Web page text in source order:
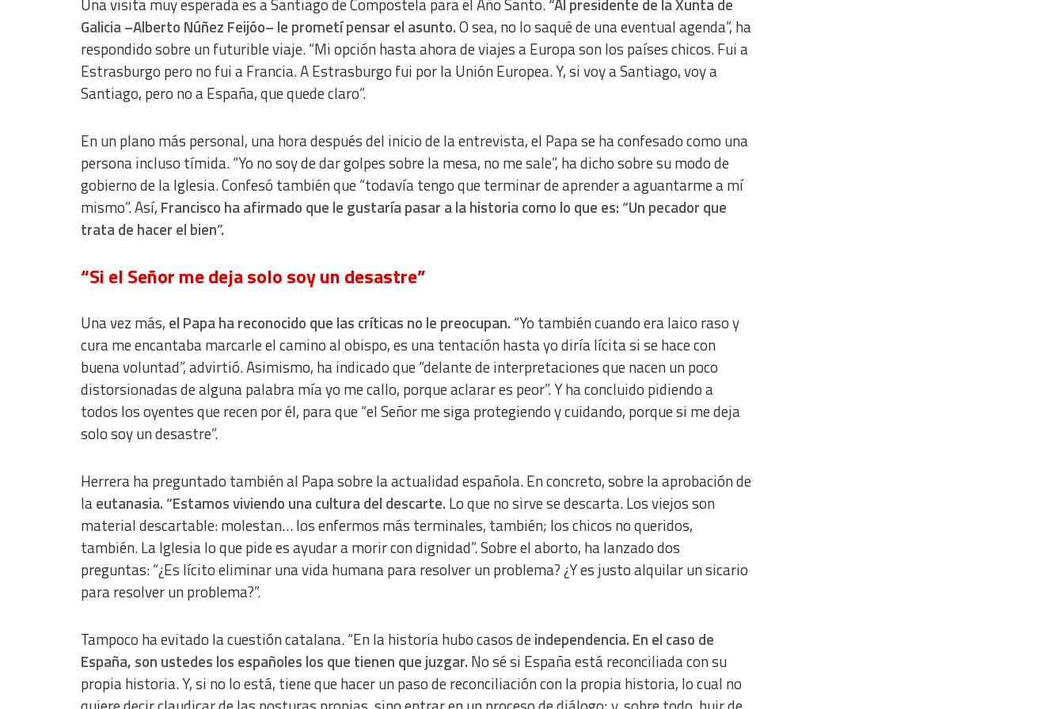
Una visita muy esperada es a Santiago de Compostela para el Año Santo.“Al presidente de la Xunta de
Galicia –Alberto Núñez Feijóo– le prometí pensar el asunto.O sea, no lo saqué de una eventual agenda”, ha
respondido sobre un futurible viaje. “Mi opción hasta ahora de viajes a Europa son los países chicos. Fui a
Estrasburgo pero no fui a Francia. A Estrasburgo fui por la Unión Europea. Y, si voy a Santiago, voy a
Santiago, pero no a España, que quede claro”.
En un plano más personal, una hora después del inicio de la entrevista, el Papa se ha confesado como una
persona incluso tímida. “Yo no soy de dar golpes sobre la mesa, no me sale”, ha dicho sobre su modo de
gobierno de la Iglesia. Confesó también que “todavía tengo que terminar de aprender a aguantarme a mí
mismo”. Así, Francisco ha afirmado que le gustaría pasar a la historia como lo que es: “Un pecador que
trata de hacer el bien”.
“Si el Señor me deja solo soy un desastre”
Una vez más, el Papa ha reconocido que las críticas no le preocupan. “Yo también cuando era laico raso y
cura me encantaba marcarle el camino al obispo, es una tentación hasta yo diría lícita si se hace con
buena voluntad”, advirtió. Asimismo, ha indicado que “delante de interpretaciones que nacen un poco
distorsionadas de alguna palabra mía yo me callo, porque aclarar es peor”. Y ha concluido pidiendo a
todos los oyentes que recen por él, para que “el Señor me siga protegiendo y cuidando, porque si me deja
solo soy un desastre”.
Herrera ha preguntado también al Papa sobre la actualidad española. En concreto, sobre la aprobación de
laeutanasia. “Estamos viviendo una cultura del descarte. Lo que no sirve se descarta. Los viejos son
material descartable: molestan… los enfermos más terminales, también; los chicos no queridos,
también.La Iglesia lo que pide es ayudar a morir con dignidad”.Sobre el aborto, ha lanzado dos
preguntas: “¿Es lícito eliminar una vida humana para resolver un problema? ¿Y es justo alquilar un sicario
para resolver un problema?”.
Tampoco ha evitado la cuestión catalana. “En la historia hubo casos deindependencia. En el caso de
España, son ustedes los españoles los que tienen que juzgar. No sé si España está reconciliada con su
propia historia. Y, si no lo está, tiene que hacer un paso de reconciliación con la propia historia, lo cual no
Develop and improve services
Use limited data to select content
IAB Special Features:
Use precise geolocation data
Non-IAB processing purposes:
Advertising